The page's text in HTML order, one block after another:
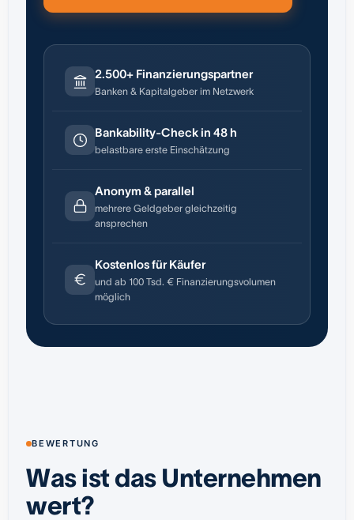
2.500+ Finanzierungspartner
Banken & Kapitalgeber im Netzwerk
Bankability-Check in 48 h
belastbare erste Einschätzung
Anonym & parallel
mehrere Geldgeber gleichzeitig
ansprechen
Kostenlos für Käufer
und ab 100 Tsd. € Finanzierungsvolumen
möglich
BEWERTUNG
Was ist das Unternehmen
wert?